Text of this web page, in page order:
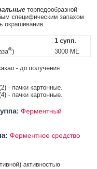
торпедообразной
специфическим запахом
окрашивания.
1 супп.
®) 3000 МЕ
- до получения
- пачки картонные.
- пачки картонные.
Ферментный
Ферментное средство
активностью